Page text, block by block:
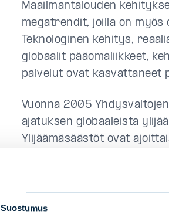
Suostumus
Maailmantalouden
megatrendit, joilla on myös
Teknologinen kehitys,
globaalit pääomaliikkeet,
palvelut ovat kasvattaneet
Vuonna 2005
ajatuksen globaaleista
Ylijäämäsäästöt ovat
yrityksiin ja valtioihin.
rahoituskustannuksista.